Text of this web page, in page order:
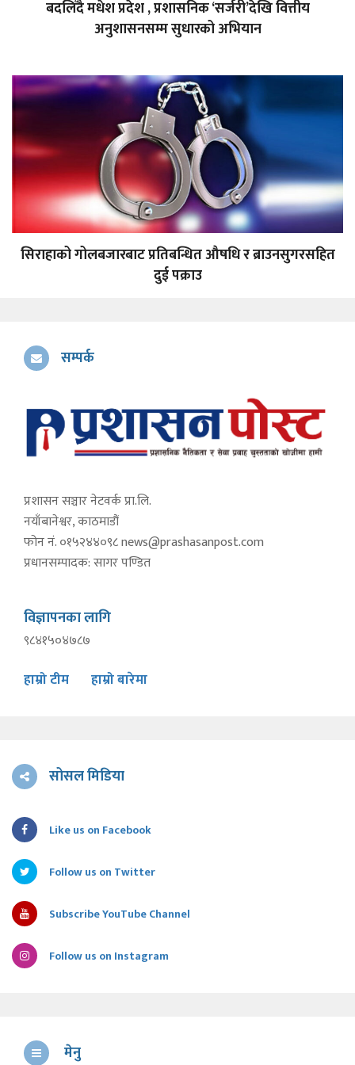
बदलिँदै मधेश प्रदेश , प्रशासनिक ‘सर्जरी’देखि वित्तीय
अनुशासनसम्म सुधारको अभियान
सिराहाको गोलबजारबाट प्रतिबन्धित औषधि र ब्राउनसुगरसहित
दुई पक्राउ
सम्पर्क
प्रशासन सञ्चार नेटवर्क प्रा.लि.
नयाँबानेश्वर, काठमाडौं
फोन नं. ०१५२४४०९८news@prashasanpost.com
प्रधानसम्पादक: सागर पण्डित
विज्ञापनका लागि
९८४१५०४७८७
हाम्रो टीम हाम्रो बारेमा
सोसल मिडिया
Like us on Facebook
Follow us on Twitter
Subscribe YouTube Channel
Follow us on Instagram
मेनु